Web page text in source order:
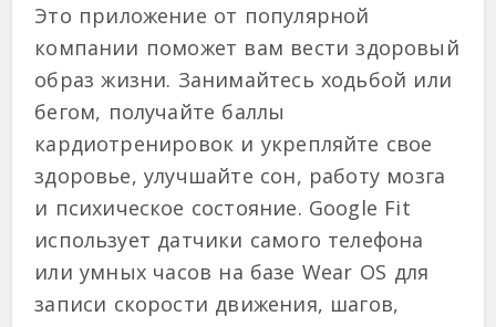
Это приложение от популярной
компании поможет вам вести здоровый
образ жизни. Занимайтесь ходьбой или
бегом, получайте баллы
кардиотренировок и укрепляйте свое
здоровье, улучшайте сон, работу мозга
и психическое состояние. Google Fit
использует датчики самого телефона
или умных часов на базе Wear OS для
записи скорости движения, шагов,